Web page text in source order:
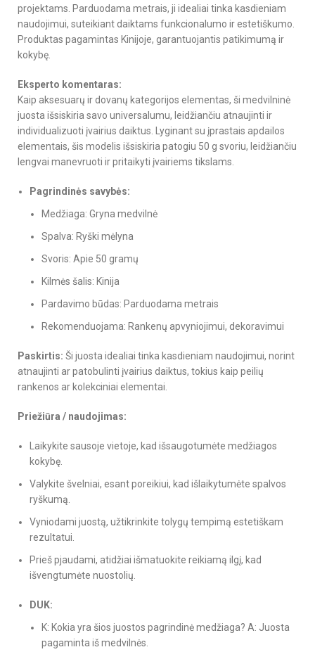
projektams. Parduodama metrais, ji idealiai tinka kasdieniam
naudojimui, suteikiant daiktams funkcionalumo ir estetiškumo.
Produktas pagamintas Kinijoje, garantuojantis patikimumą ir
kokybę.
Eksperto komentaras:
Kaip aksesuarų ir dovanų kategorijos elementas, ši medvilninė
juosta išsiskiria savo universalumu, leidžiančiu atnaujinti ir
individualizuoti įvairius daiktus. Lyginant su įprastais apdailos
elementais, šis modelis išsiskiria patogiu 50 g svoriu, leidžiančiu
lengvai manevruoti ir pritaikyti įvairiems tikslams.
Pagrindinės savybės:
Medžiaga: Gryna medvilnė
Spalva: Ryški mėlyna
Svoris: Apie 50 gramų
Kilmės šalis: Kinija
Pardavimo būdas: Parduodama metrais
Rekomenduojama: Rankenų apvyniojimui, dekoravimui
Paskirtis: Ši juosta idealiai tinka kasdieniam naudojimui, norint
atnaujinti ar patobulinti įvairius daiktus, tokius kaip peilių
rankenos ar kolekciniai elementai.
Priežiūra / naudojimas:
Laikykite sausoje vietoje, kad išsaugotumėte medžiagos
kokybę.
Valykite švelniai, esant poreikiui, kad išlaikytumėte spalvos
ryškumą.
Vyniodami juostą, užtikrinkite tolygų tempimą estetiškam
rezultatui.
Prieš pjaudami, atidžiai išmatuokite reikiamą ilgį, kad
išvengtumėte nuostolių.
DUK:
K: Kokia yra šios juostos pagrindinė medžiaga? A: Juosta
pagaminta iš medvilnės.